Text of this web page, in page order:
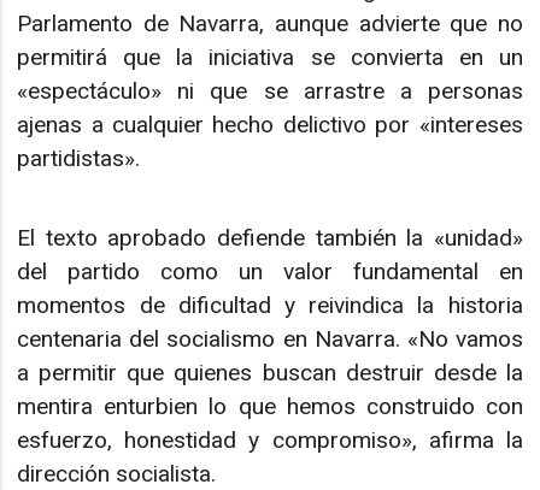
Parlamento de Navarra, aunque advierte que no
permitirá que la iniciativa se convierta en un
«espectáculo» ni que se arrastre a personas
ajenas a cualquier hecho delictivo por «intereses
partidistas».
El texto aprobado defiende también la «unidad»
del partido como un valor fundamental en
momentos de dificultad y reivindica la historia
centenaria del socialismo en Navarra. «No vamos
a permitir que quienes buscan destruir desde la
mentira enturbien lo que hemos construido con
esfuerzo, honestidad y compromiso», afirma la
dirección socialista.